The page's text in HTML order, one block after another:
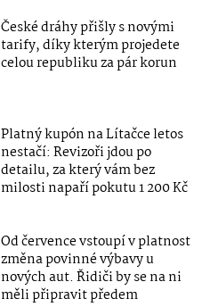
České dráhy přišly s novými
tarify, díky kterým projedete
celou republiku za pár korun
Platný kupón na Lítačce letos
nestačí: Revizoři jdou po
detailu, za který vám bez
milosti napaří pokutu 1 200 Kč
Od července vstoupí v platnost
změna povinné výbavy u
nových aut. Řidiči by se na ni
měli připravit předem